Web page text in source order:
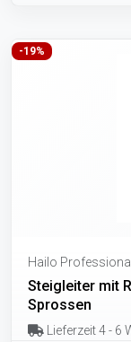
-19%
Hailo Professional
Steigleiter mit
Sprossen
Lieferzeit 4 - 6